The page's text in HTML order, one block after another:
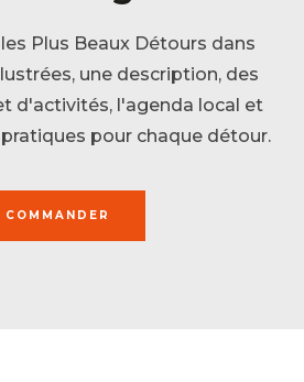
Plus Beaux Détours dans
une description, des
d'activités, l'agenda local et
pour chaque détour.
COMMANDER